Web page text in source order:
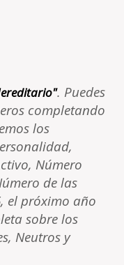
. Puedes
completando
los
Número
de las
el próximo año
sobre los
Neutros y